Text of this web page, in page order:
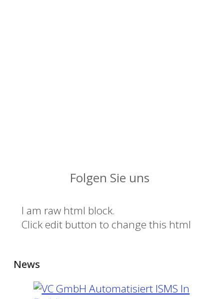
Folgen Sie uns
I am raw html block.
Click edit button to change this html
News